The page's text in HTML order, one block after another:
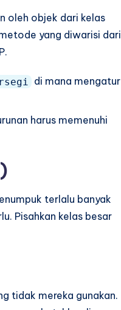
oleh objek dari kelas
yang diwarisi dari
di mana mengatur
harus memenuhi
terlalu banyak
Pisahkan kelas besar
tidak mereka gunakan.